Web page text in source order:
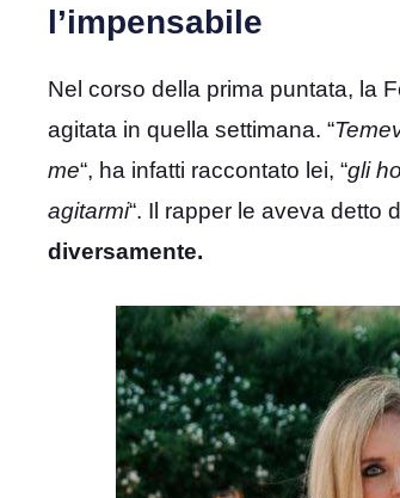
l’impensabile
Nel corso della prima puntata, la
agitata in quella settimana. “
me“, ha infatti raccontato lei, “gli
agitarmi“. Il rapper le aveva detto
diversamente.